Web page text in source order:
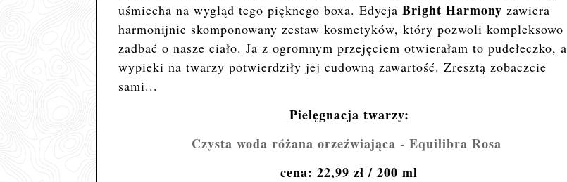
uśmiecha na wygląd tego pięknego boxa. Edycja Bright Harmony zawiera
harmonijnie skomponowany zestaw kosmetyków, który pozwoli kompleksowo
zadbać o nasze ciało. Ja z ogromnym przejęciem otwierałam to pudełeczko, a
wypieki na twarzy potwierdziły jej cudowną zawartość. Zresztą zobaczcie
sami...
Pielęgnacja twarzy:
Czysta woda różana orzeźwiająca - Equilibra Rosa
cena: 22,99 zł / 200 ml